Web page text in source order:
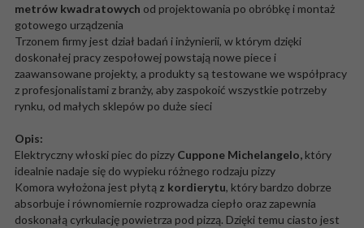
metrów kwadratowych od projektowania po obróbkę i montaż
gotowego urządzenia
Trzonem firmy jest dział badań i inżynierii, w którym dzięki
doskonałej pracy zespołowej powstają nowe piece i
zaawansowane projekty, a produkty są testowane we współpracy
z profesjonalistami z branży, aby zaspokoić wszystkie potrzeby
rynku, od małych sklepów po duże sieci
Opis:
Elektryczny włoski piec do pizzy Cuppone Michelangelo, który
idealnie nadaje się do wypieku różnego rodzaju pizzy
Komora wyłożona jest płytą z kordierytu, który bardzo dobrze
absorbuje i równomiernie rozprowadza ciepło oraz zapewnia
doskonałą cyrkulację powietrza pod pizzą. Dzięki temu ciasto jest